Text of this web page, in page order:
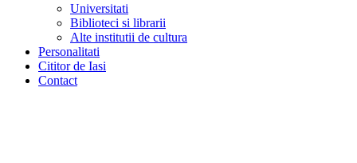
Universitati
Biblioteci si librarii
Alte institutii de cultura
Personalitati
Cititor de Iasi
Contact